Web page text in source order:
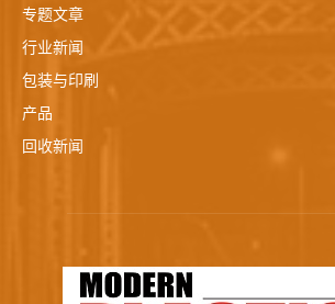
专题文章
行业新闻
包装与印刷
产品
回收新闻